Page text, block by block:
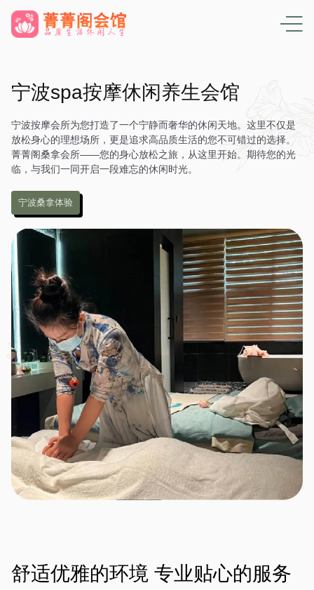
宁波spa按摩休闲养生会馆
宁波按摩会所为您打造了一个宁静而奢华的休闲天地。这里不仅是
放松身心的理想场所，更是追求高品质生活的您不可错过的选择。
菁菁阁桑拿会所——您的身心放松之旅，从这里开始。期待您的光
临，与我们一同开启一段难忘的休闲时光。
宁波桑拿体验
舒适优雅的环境 专业贴心的服务